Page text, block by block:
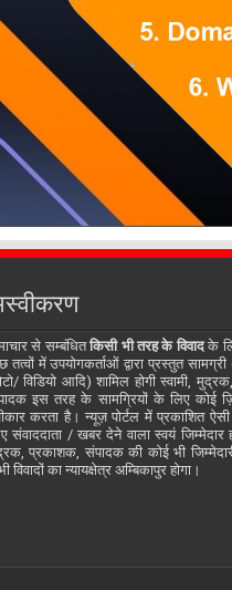
से सम्बंधितकिसी भी तरह के विवादके
तत्वों में उपयोगकर्ताओं द्वारा प्रस्तुत
विडियो आदि) शामिल होगी स्वामी,
इस तरह के सामग्रियों के लिए कोई
करता है। न्यूज़ पोर्टल में प्रकाशित
संवाददाता / खबर देने वाला स्वयं जिम्मेदार
प्रकाशक, संपादक की कोई भी जिम्मेदारी
विवादों का न्यायक्षेत्र अम्बिकापुर होगा।